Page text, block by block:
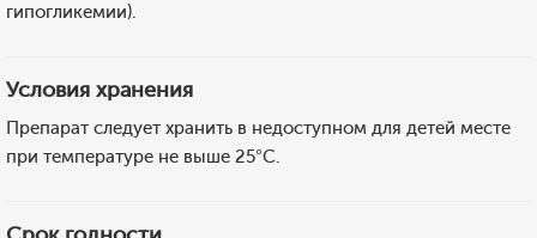
гипогликемии).
Условия хранения
Препарат следует хранить в недоступном для детей месте
при температуре не выше 25°C.